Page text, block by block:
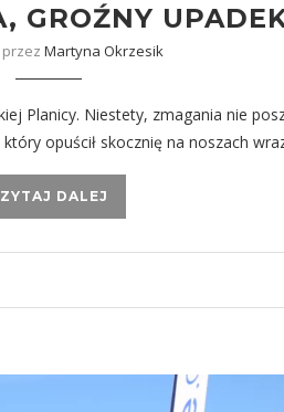
GROŹNY
Martyna Okrzesik
Planicy. Niestety, zmagania nie
opuścił skocznię na noszach
DALEJ